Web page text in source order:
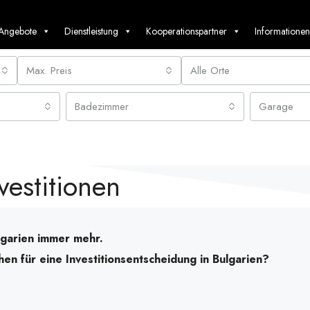
Dienstleistung Kooperationspartner
Max. Preis Alle Orte
Badezimmer Garage
immer mehr.
für eine Investitionsentscheidung in Bulgarien?